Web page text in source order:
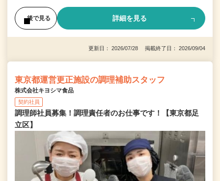
後で見る 詳細を見る
更新日： 2026/07/28 掲載終了日： 2026/09/04
東京都運営更正施設の調理補助スタッフ
株式会社キヨシマ食品
契約社員
調理師社員募集！調理責任者のお仕事です！【東京都足
立区】